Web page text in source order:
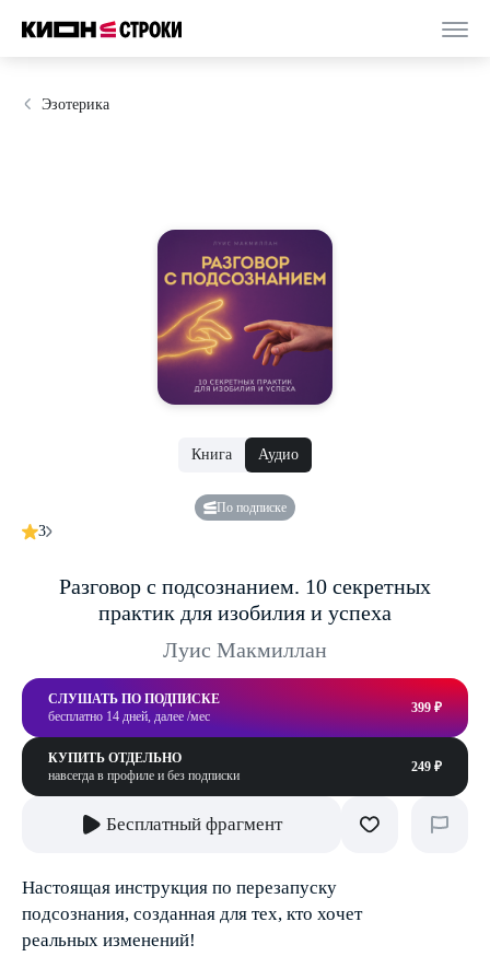
Эзотерика
Книга Аудио
По подписке
3
Разговор с подсознанием. 10 секретных
практик для изобилия и успеха
Луис Макмиллан
СЛУШАТЬ ПО ПОДПИСКЕ
бесплатно 14 дней, далее /мес
399 ₽
КУПИТЬ ОТДЕЛЬНО
навсегда в профиле и без подписки
249 ₽
Бесплатный фрагмент
Настоящая инструкция по перезапуску
подсознания, созданная для тех, кто хочет
реальных изменений!